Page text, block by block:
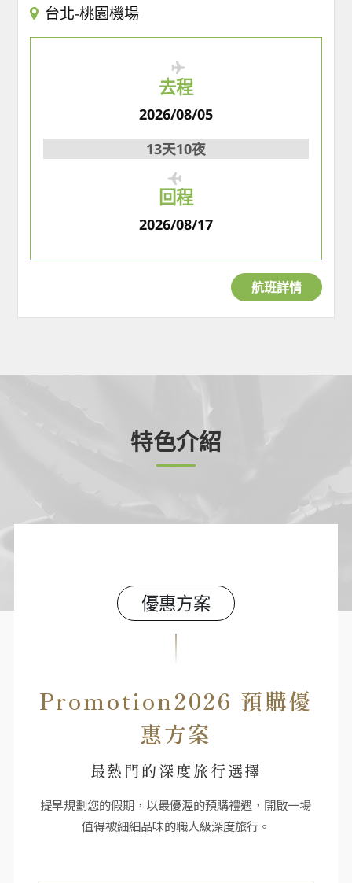
台北-桃園機場
去程
2026/08/05
13天10夜
回程
2026/08/17
航班詳情
特色介紹
優惠方案
Promotion2026 預購優
惠方案
最熱門的深度旅行選擇
提早規劃您的假期，以最優渥的預購禮遇，開啟一場
值得被細細品味的職人級深度旅行。